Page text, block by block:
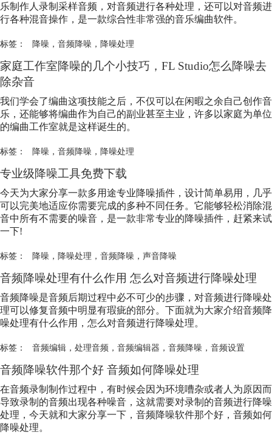
乐制作人录制采样音频，对音频进行各种处理，还可以对音频进
行各种混音操作，是一款综合性非常强的音乐编曲软件。
标签： 降噪 ， 音频降噪 ， 降噪处理
家庭工作室降噪的几个小技巧，FL Studio怎么降噪去
除杂音
我们学会了编曲这项技能之后，不仅可以在闲暇之余自己创作音
乐，还能够将编曲作为自己的副业甚至主业，许多以家庭为单位
的编曲工作室就是这样诞生的。
标签： 降噪 ， 音频降噪 ， 降噪处理
专业级降噪工具免费下载
今天为大家分享一款多用途专业降噪插件，设计简单易用，几乎
可以完美地适应你需要完成的多种不同任务。它能够轻松消除混
音中所有不需要的噪音，是一款非常专业的降噪插件，赶紧来试
一下!
标签： 降噪 ， 降噪处理 ， 音频降噪 ， 声音降噪
音频降噪处理有什么作用 怎么对音频进行降噪处理
音频降噪是音频后期过程中必不可少的步骤，对音频进行降噪处
理可以修复音频中明显有瑕疵的部分。下面就为大家介绍音频降
噪处理有什么作用，怎么对音频进行降噪处理。
标签： 音频编辑， 处理音频， 音频编辑器 ， 音频降噪 ， 音频设置
音频降噪软件那个好 音频如何降噪处理
在音频录制制作过程中，有时候会因为环境嘈杂或者人为原因而
导致录制的音频出现各种噪音，这就需要对录制的音频进行降噪
处理，今天就和大家分享一下，音频降噪软件那个好，音频如何
降噪处理。